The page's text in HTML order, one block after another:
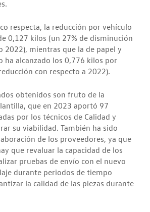
respecta, la reducción por vehículo
0,127 kilos (un 27% de disminución
2022), mientras que la de papel y
ha alcanzado los 0,776 kilos por
con respecto a 2022).
obtenidos son fruto de la
que en 2023 aportó 97
por los técnicos de Calidad y
su viabilidad. También ha sido
de los proveedores, ya que
que revaluar la capacidad de los
pruebas de envío con el nuevo
durante periodos de tiempo
la calidad de las piezas durante